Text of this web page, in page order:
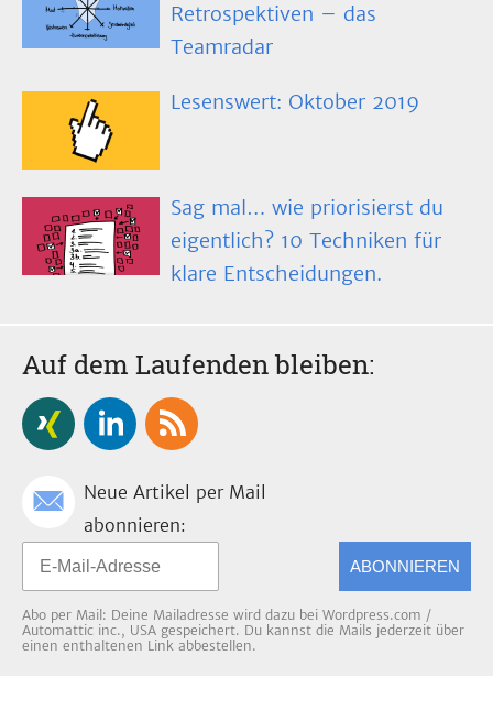
Retrospektiven – das
Teamradar
Lesenswert: Oktober 2019
Sag mal… wie priorisierst du
eigentlich? 10 Techniken für
klare Entscheidungen.
Auf dem Laufenden bleiben:
Neue Artikel per Mail
abonnieren:
ABONNIEREN
Abo per Mail: Deine Mailadresse wird dazu bei Wordpress.com /
Automattic inc., USA gespeichert. Du kannst die Mails jederzeit über
einen enthaltenen Link abbestellen.